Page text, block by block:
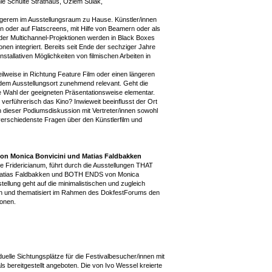
im Ausstellungsraum zu Hause. Künstler/innen
oder auf Flatscreens, mit Hilfe von Beamern oder als
Multichannel-Projektionen werden in Black Boxes
integriert. Bereits seit Ende der sechziger Jahre
Möglichkeiten von filmischen Arbeiten in
in Richtung Feature Film oder einen längeren
Ausstellungsort zunehmend relevant. Geht die
der geeigneten Präsentationsweise elementar.
das Kino? Inwieweit beeinflusst der Ort
Podiumsdiskussion mit Vertreter/innen sowohl
Fragen über den Künstlerfilm und
Monica Bonvicini und Matias Faldbakken
Fridericianum, führt durch die Ausstellungen THAT
Faldbakken und BOTH ENDS von Monica
geht auf die minimalistischen und zugleich
und thematisiert im Rahmen des DokfestForums den
Sichtungsplätze für die Festivalbesucher/innen mit
bereitgestellt angeboten. Die von Ivo Wessel kreierte